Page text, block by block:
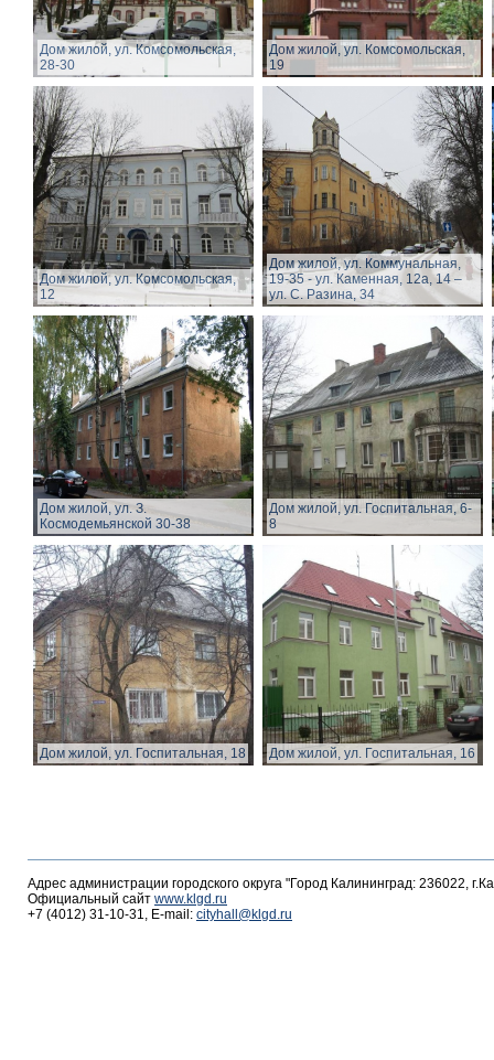
Дом жилой, ул. Комсомольская,
28-30
Дом жилой, ул. Комсомольская,
19
Дом жилой, ул. Комсомольская,
12
Дом жилой, ул. Коммунальная,
19-35 - ул. Каменная, 12а, 14 –
ул. С. Разина, 34
Дом жилой, ул. З.
Космодемьянской 30-38
Дом жилой, ул. Госпитальная, 6-
8
Дом жилой, ул. Госпитальная, 18 Дом жилой, ул. Госпитальная, 16
Адрес администрации городского округа "Город Калининград: 236022,
Официальный сайт www.klgd.ru
+7 (4012) 31-10-31, E-mail: cityhall@klgd.ru